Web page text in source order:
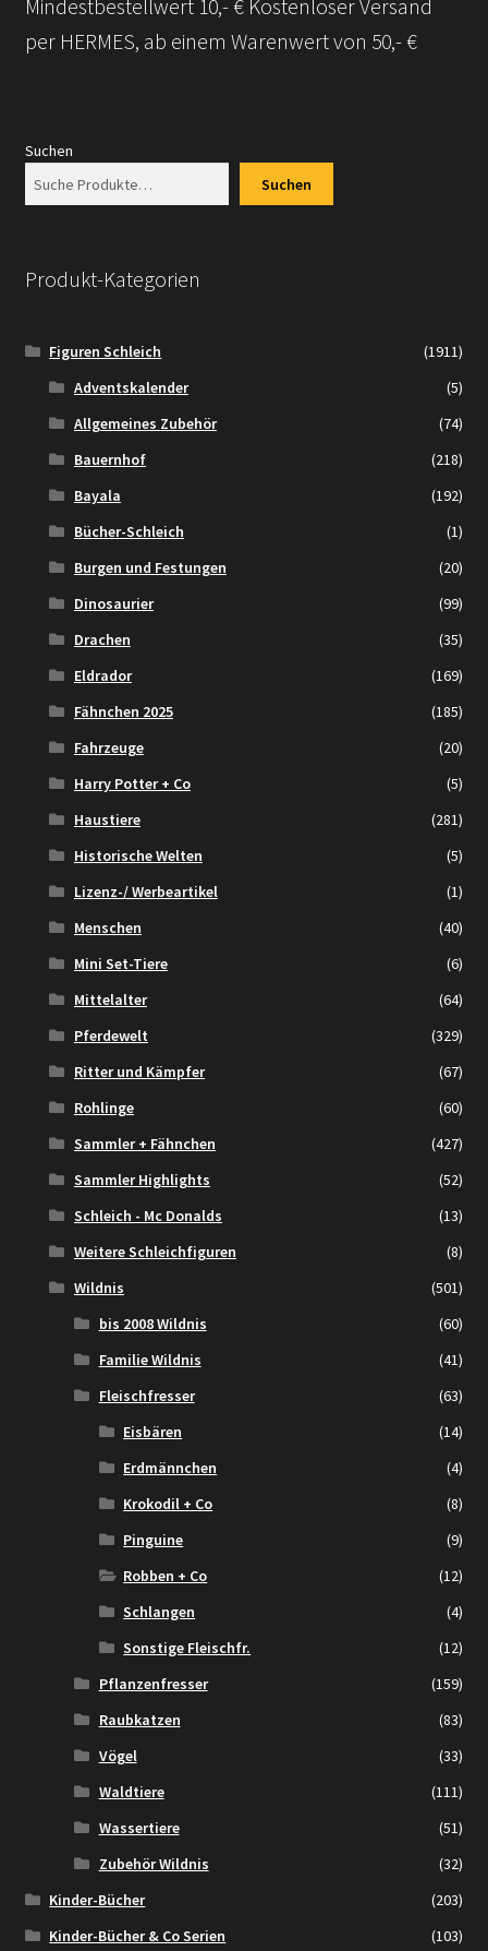
Mindestbestellwert 10,- € Kostenloser Versand
per HERMES, ab einem Warenwert von 50,- €
Suchen
Suchen
Produkt-Kategorien
Figuren Schleich
(1911)
Adventskalender
(5)
Allgemeines Zubehör
(74)
Bauernhof
(218)
Bayala
(192)
Bücher-Schleich
(1)
Burgen und Festungen
(20)
Dinosaurier
(99)
Drachen
(35)
Eldrador
(169)
Fähnchen 2025
(185)
Fahrzeuge
(20)
Harry Potter + Co
(5)
Haustiere
(281)
Historische Welten
(5)
Lizenz-/ Werbeartikel
(1)
Menschen
(40)
Mini Set-Tiere
(6)
Mittelalter
(64)
Pferdewelt
(329)
Ritter und Kämpfer
(67)
Rohlinge
(60)
Sammler + Fähnchen
(427)
Sammler Highlights
(52)
Schleich - Mc Donalds
(13)
Weitere Schleichfiguren
(8)
Wildnis
(501)
bis 2008 Wildnis
(60)
Familie Wildnis
(41)
Fleischfresser
(63)
Eisbären
(14)
Erdmännchen
(4)
Krokodil + Co
(8)
Pinguine
(9)
Robben + Co
(12)
Schlangen
(4)
Sonstige Fleischfr.
(12)
Pflanzenfresser
(159)
Raubkatzen
(83)
Vögel
(33)
Waldtiere
(111)
Wassertiere
(51)
Zubehör Wildnis
(32)
Kinder-Bücher
(203)
Kinder-Bücher & Co Serien
(103)